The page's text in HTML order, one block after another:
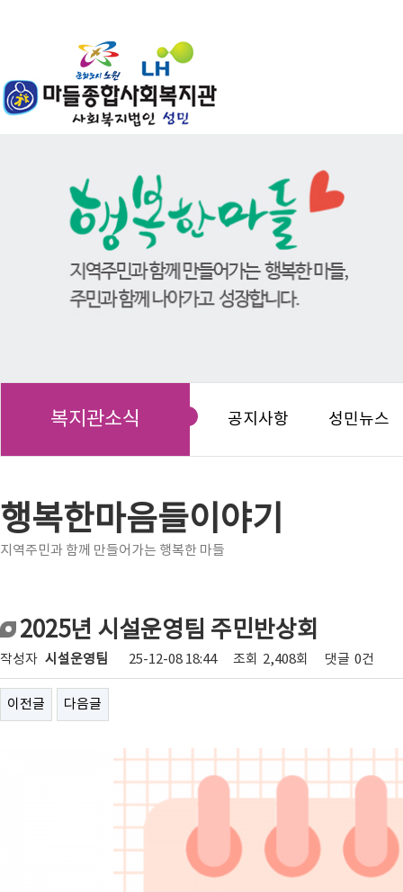
복지관소식 공지사항 성민뉴스
행복한마음들이야기
지역주민과 함께 만들어가는 행복한 마들
2025년 시설운영팀 주민반상회
작성자 시설운영팀 25-12-08 18:44 조회 2,408회 댓글 0건
이전글 다음글